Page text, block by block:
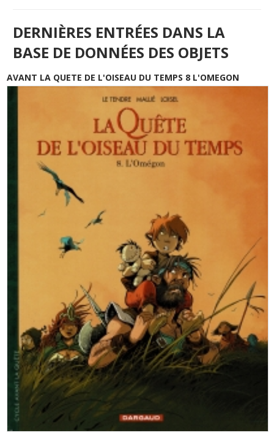
DERNIÈRES ENTRÉES DANS LA
BASE DE DONNÉES DES OBJETS
AVANT LA QUETE DE L'OISEAU DU TEMPS 8 L'OMEGON